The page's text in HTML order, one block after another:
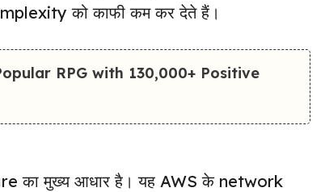
को काफी कम कर देते हैं।
RPG with 130,000+ Positive
का मुख्य आधार है। यह AWS के network